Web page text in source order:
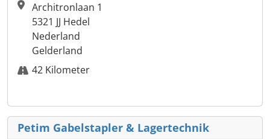
Architronlaan 1
5321 JJ Hedel
Nederland
Gelderland
42 Kilometer
Petim Gabelstapler & Lagertechnik